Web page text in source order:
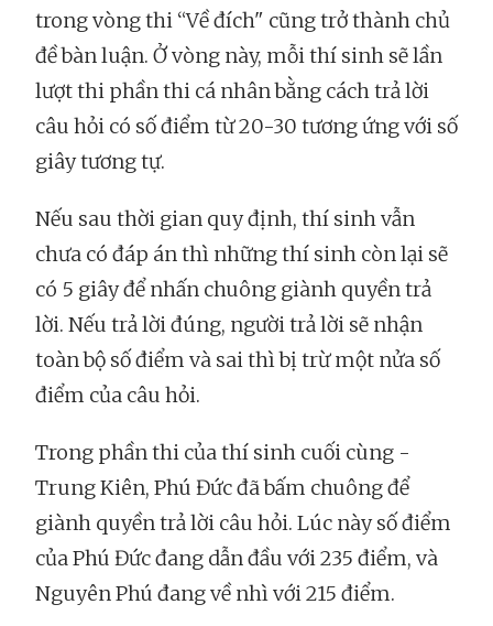
trong vòng thi “Về đích" cũng trở thành chủ
đề bàn luận. Ở vòng này, mỗi thí sinh sẽ lần
lượt thi phần thi cá nhân bằng cách trả lời
câu hỏi có số điểm từ 20-30 tương ứng với số
giây tương tự.
Nếu sau thời gian quy định, thí sinh vẫn
chưa có đáp án thì những thí sinh còn lại sẽ
có 5 giây để nhấn chuông giành quyền trả
lời. Nếu trả lời đúng, người trả lời sẽ nhận
toàn bộ số điểm và sai thì bị trừ một nửa số
điểm của câu hỏi.
Trong phần thi của thí sinh cuối cùng -
Trung Kiên, Phú Đức đã bấm chuông để
giành quyền trả lời câu hỏi. Lúc này số điểm
của Phú Đức đang dẫn đầu với 235 điểm, và
Nguyên Phú đang về nhì với 215 điểm.